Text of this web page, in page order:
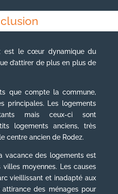
est le cœur dynamique du
d’attirer de plus en plus de
que compte la commune,
principales. Les logements
mais ceux-ci sont
logements anciens, très
centre ancien de Rodez.
vacance des logements est
villes moyennes. Les causes
vieillissant et inadapté aux
des ménages pour